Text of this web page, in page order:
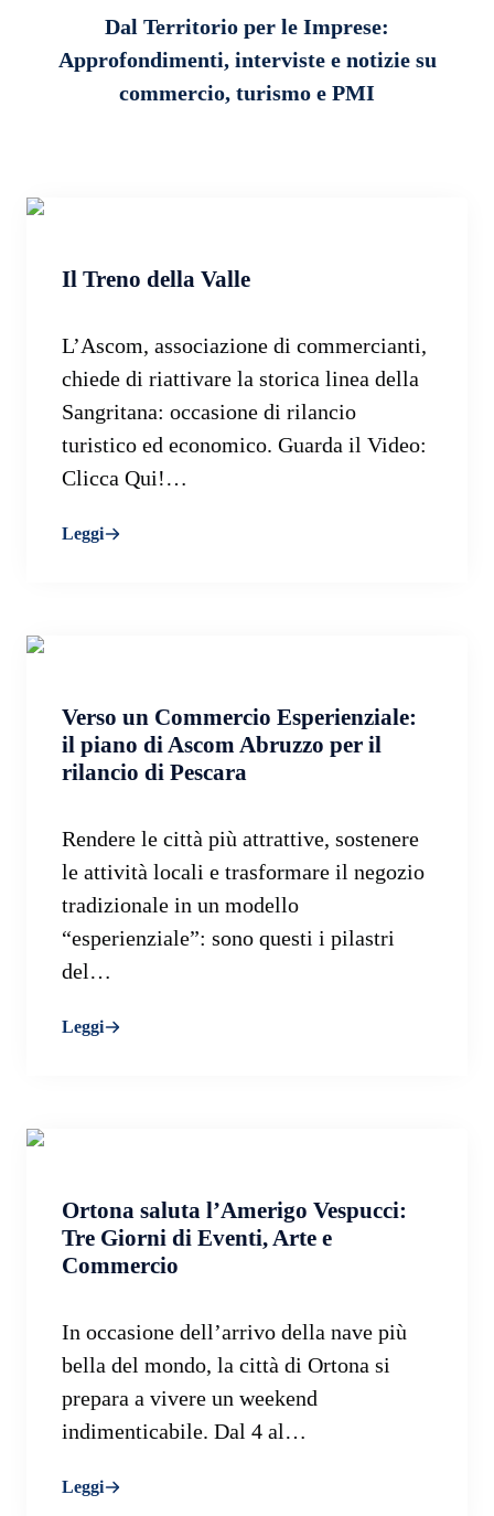
Dal Territorio per le Imprese:
Approfondimenti, interviste e notizie su
commercio, turismo e PMI
Il Treno della Valle
L’Ascom, associazione di commercianti,
chiede di riattivare la storica linea della
Sangritana: occasione di rilancio
turistico ed economico. Guarda il Video:
Clicca Qui!…
Leggi
Verso un Commercio Esperienziale:
il piano di Ascom Abruzzo per il
rilancio di Pescara
Rendere le città più attrattive, sostenere
le attività locali e trasformare il negozio
tradizionale in un modello
“esperienziale”: sono questi i pilastri
del…
Leggi
Ortona saluta l’Amerigo Vespucci:
Tre Giorni di Eventi, Arte e
Commercio
In occasione dell’arrivo della nave più
bella del mondo, la città di Ortona si
prepara a vivere un weekend
indimenticabile. Dal 4 al…
Leggi